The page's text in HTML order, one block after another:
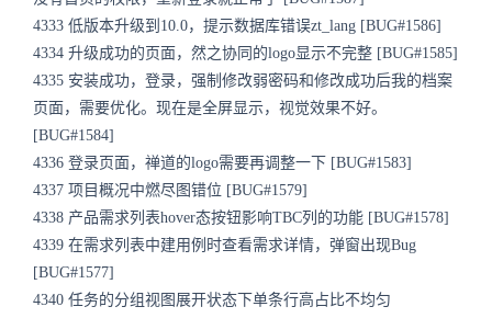
4333 低版本升级到10.0，提示数据库错误zt_lang [BUG#1586]
4334 升级成功的页面，然之协同的logo显示不完整 [BUG#1585]
4335 安装成功，登录，强制修改弱密码和修改成功后我的档案
页面，需要优化。现在是全屏显示，视觉效果不好。
[BUG#1584]
4336 登录页面，禅道的logo需要再调整一下 [BUG#1583]
4337 项目概况中燃尽图错位 [BUG#1579]
4338 产品需求列表hover态按钮影响TBC列的功能 [BUG#1578]
4339 在需求列表中建用例时查看需求详情，弹窗出现Bug
[BUG#1577]
4340 任务的分组视图展开状态下单条行高占比不均匀